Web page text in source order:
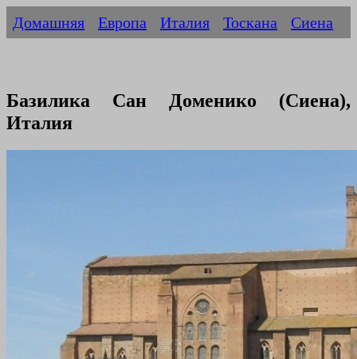
Домашняя Европа Италия Тоскана Сиена
Базилика Сан Доменико (Сиена),
Италия